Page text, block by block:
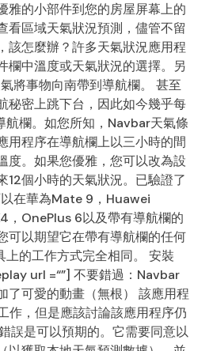
雅的小部件到您的房屋屏幕上的
看區域天氣狀況預測，儘管不留
該怎麼辦？許多天氣狀況應用程
欄中溫度或天氣狀況的選擇。另
將事物向南帶到導航欄。 甚至
秘密上跳下台，因此如今幾乎每
欄。如您所知，Navbar天氣條
用程序在導航欄上以三小時的間
度。如果您優雅，您可以改為設
12個小時的天氣狀況。已驗證了
在華為Mate 9，Huawei
，OnePlus 6以及帶有導航欄的
可以期望它在帶有導航欄的任何
的工作方式完全相同。 安裝
url =“”] 不要錯過：Navbar
了可愛的動畫（無根） 該應用程
作，但是應該討論該應用程序仍
誤是可以預期的。它需要同意以